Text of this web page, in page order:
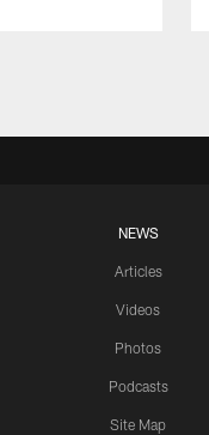
NEWS
Articles
Videos
Photos
Podcasts
Site Map